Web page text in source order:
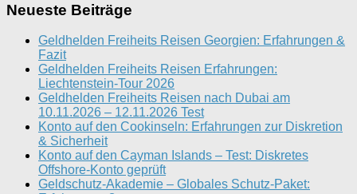
Neueste Beiträge
Geldhelden Freiheits Reisen Georgien: Erfahrungen &
Fazit
Geldhelden Freiheits Reisen Erfahrungen:
Liechtenstein-Tour 2026
Geldhelden Freiheits Reisen nach Dubai am
10.11.2026 – 12.11.2026 Test
Konto auf den Cookinseln: Erfahrungen zur Diskretion
& Sicherheit
Konto auf den Cayman Islands – Test: Diskretes
Offshore-Konto geprüft
Geldschutz-Akademie – Globales Schutz-Paket: